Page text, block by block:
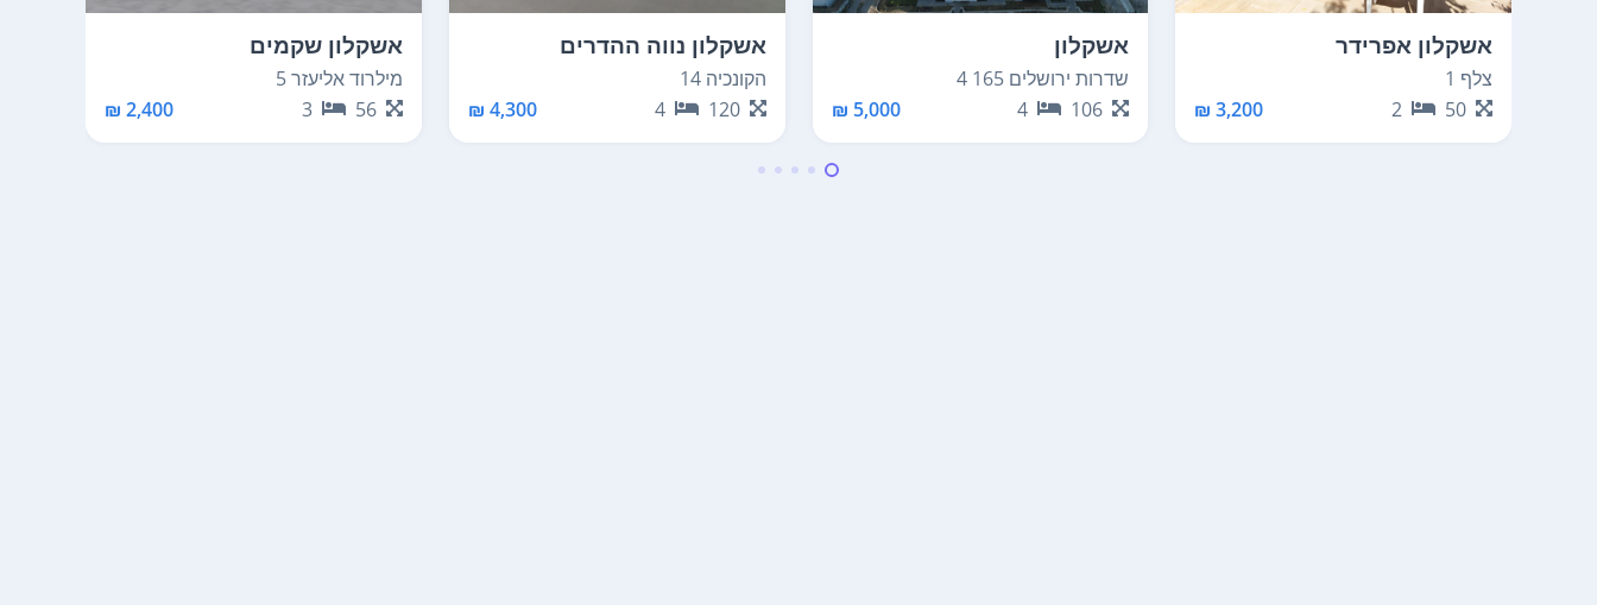
אשקלון אפרידר
צלף 1
50
2
3,200 ₪
אשקלון
שדרות ירושלים 165 4
106
4
5,000 ₪
אשקלון נווה ההדרים
הקונכיה 14
120
4
4,300 ₪
אשקלון שקמים
מילרוד אליעזר 5
56
3
2,400 ₪